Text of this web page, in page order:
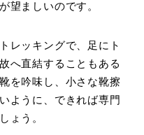
望ましいのです。
レッキングで、足にト
へ直結することもある
を吟味し、小さな靴擦
ように、できれば専門
ょう。